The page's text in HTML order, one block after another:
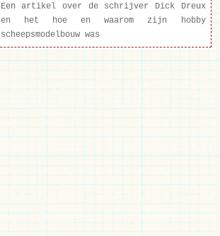
Een artikel over de schrijver Dick Dreux
en het hoe en waarom zijn hobby
scheepsmodelbouw was